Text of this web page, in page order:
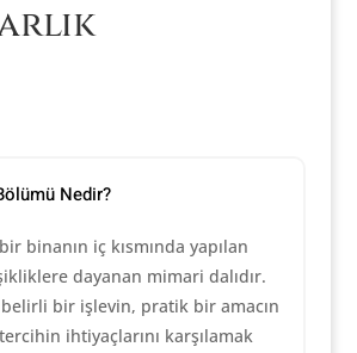
Nedir?
binanın iç kısmında yapılan
dayanan mimari dalıdır.
bir işlevin, pratik bir amacın
ihtiyaçlarını karşılamak